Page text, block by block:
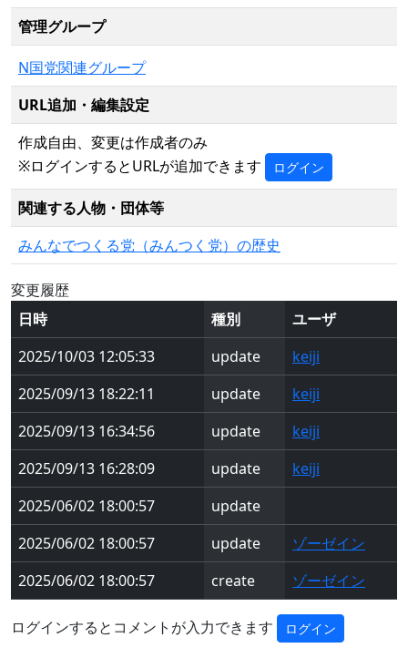
管理グループ
N国党関連グループ
URL追加・編集設定
作成自由、変更は作成者のみ
※ログインするとURLが追加できます
ログイン
関連する人物・団体等
みんなでつくる党（みんつく党）の歴史
変更履歴
日時
種別
ユーザ
2025/10/03 12:05:33
update
keiji
2025/09/13 18:22:11
update
keiji
2025/09/13 16:34:56
update
keiji
2025/09/13 16:28:09
update
keiji
2025/06/02 18:00:57
update
2025/06/02 18:00:57
update
ゾーゼイン
2025/06/02 18:00:57
create ゾーゼイン
ログインするとコメントが入力できます ログイン